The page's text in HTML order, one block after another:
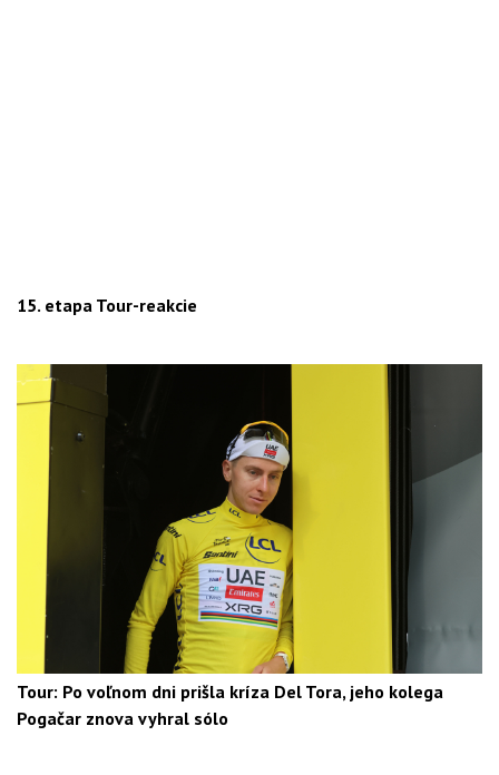
15. etapa Tour-reakcie
Tour: Po voľnom dni prišla kríza Del Tora, jeho kolega
Pogačar znova vyhral sólo